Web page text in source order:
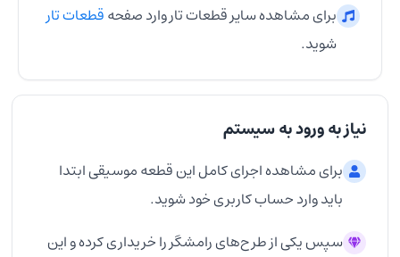
برای مشاهده سایر قطعاتتاروارد صفحهقطعاتتار
شوید.
نیاز به ورود به سیستم
برای مشاهده اجرای کامل این قطعه موسیقی ابتدا
باید وارد حساب کاربری خود شوید.
سپس یکی از طرح‌های رامشگر را خریداری کرده و این